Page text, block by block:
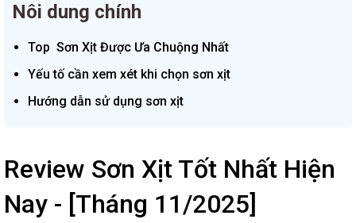
Nôi dung chính
Top Sơn Xịt Được Ưa Chuộng Nhất
Yếu tố cần xem xét khi chọn sơn xịt
Hướng dẫn sử dụng sơn xịt
Review Sơn Xịt Tốt Nhất Hiện
Nay - [Tháng 11/2025]